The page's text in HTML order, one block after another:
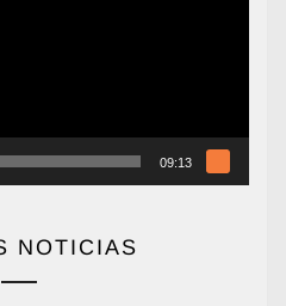
09:13
NOTICIAS